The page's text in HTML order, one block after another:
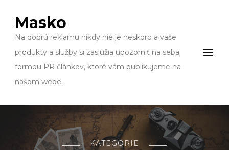
Masko
Na dobrú reklamu nikdy nie je neskoro a vaše
produkty a služby si zaslúžia upozorniť na seba
formou PR článkov, ktoré vám publikujeme na
našom webe.
KATEGORIE